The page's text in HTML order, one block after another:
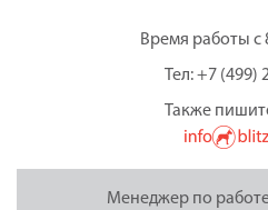
Время работы с
Тел: +7 (499)
Также
Менеджер по